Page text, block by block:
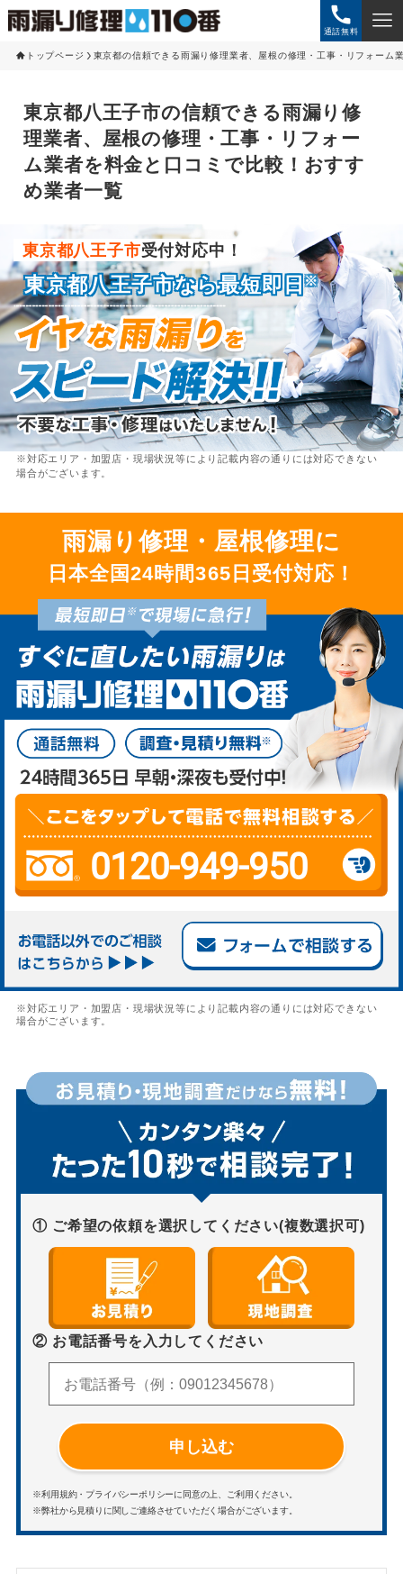
通話無料
トップページ 東京都の信頼できる雨漏り修理業者、屋根の修理・工事・リフォーム
東京都八王子市の信頼できる雨漏り修
理業者、屋根の修理・工事・リフォー
ム業者を料金と口コミで比較！おすす
め業者一覧
東京都八王子市受付対応中！
東京都八王子市なら最短即日※
※対応エリア・加盟店・現場状況等により記載内容の通りには対応できない
場合がございます。
雨漏り修理・屋根修理に
日本全国24時間365日受付対応！
0120-949-950
※対応エリア・加盟店・現場状況等により記載内容の通りには対応できない
場合がございます。
① ご希望の依頼を選択してください(複数選択可)
② お電話番号を入力してください
申し込む
※利用規約・プライバシーポリシーに同意の上、ご利用ください。
※弊社から見積りに関しご連絡させていただく場合がございます。